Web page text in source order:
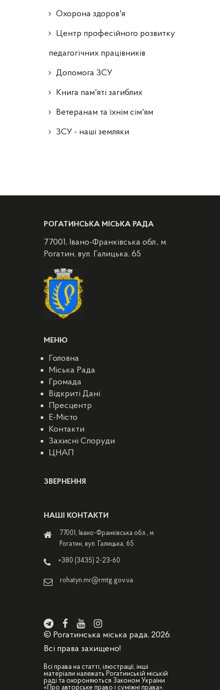
Охорона здоров'я
Центр професійного розвитку
педагогічних працівників
Допомога ЗСУ
Книга пам'яті загиблих
Ветеранам та їхнім сім'ям
ЗСУ - наші земляки
РОГАТИНСЬКА МІСЬКА РАДА
77001, Івано-Франківська обл., м.
Рогатин, вул. Галицька, 65
МЕНЮ
Головна
Міська Рада
Громада
Відкриті Дані
Пресцентр
E-Місто
Контакти
Захисні Споруди
ЦНАП
ЗВЕРНЕННЯ
НАШІ КОНТАКТИ
77001, Івано-Франківська обл., м.
Рогатин, вул. Галицька, 65
+380 (3435) 2-23-60
rohatyn.mr@rmtg.gov.ua
© Рогатинська міська рада, 2026.
Всі права захищено!
Всі права на статті, ілюстрації, інші
матеріали належать Рогатинській міській
раді та охороняються Законом України
«Про авторське право і суміжні права».